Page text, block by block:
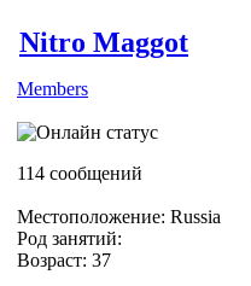
Nitro Maggot
Members
114 сообщений
Местоположение: Russia
Род занятий:
Возраст: 37